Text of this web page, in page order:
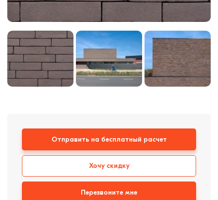
Кирпич ручной
формовки
Клинкерная плитка
Ступени, крыльцо
Строительные
смеси
Отправить на бесплатный расчет
Хочу скидку
Перезвоните мне